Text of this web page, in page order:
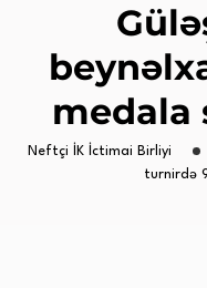
medala
Neftçi İK İctimai Birliyi
turnirdə